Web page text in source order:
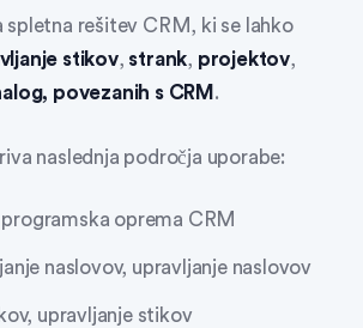
spletna rešitev CRM, ki se lahko
stikov, strank, projektov,
povezanih s CRM .
naslednja področja uporabe:
oprema CRM
naslovov, upravljanje naslovov
upravljanje stikov